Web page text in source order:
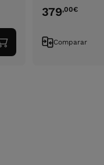
Adicionar
ao
379,00€
Comparar